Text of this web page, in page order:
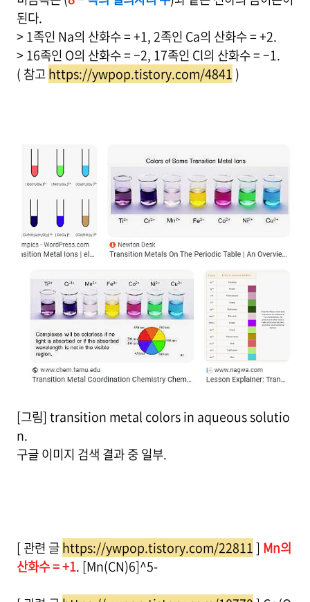
된다.
> 1족인 Na의 산화수 = +1, 2족인 Ca의 산화수 = +2.
> 16족인 O의 산화수 = –2, 17족인 Cl의 산화수 = –1.
( 참고https://ywpop.tistory.com/4841 )
[그림] transition metal colors in aqueous solutio
n.
구글 이미지 검색 결과 중 일부.
[ 관련 글https://ywpop.tistory.com/22811] Mn의
산화수 = +1. [Mn(CN)6]^5-